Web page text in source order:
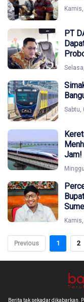
PT
Sabtu,
Jam!
Previous 1 2
Berita tak sekadar dikabarkan.